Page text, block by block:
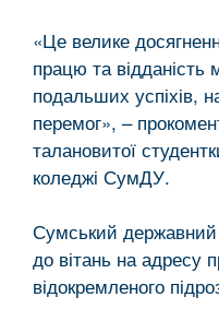
«Це велике
працю та
подальших успіхів,
перемог», –
талановитої
коледжі СумДУ.
Сумський державний
до вітань на адресу
відокремленого